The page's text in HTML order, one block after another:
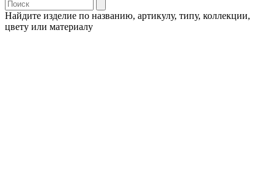
Найдите изделие по названию, артикулу, типу, коллекции,
цвету или материалу